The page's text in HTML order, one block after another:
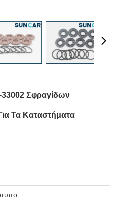
33002 Σφραγίδων
Τα Καταστήματα